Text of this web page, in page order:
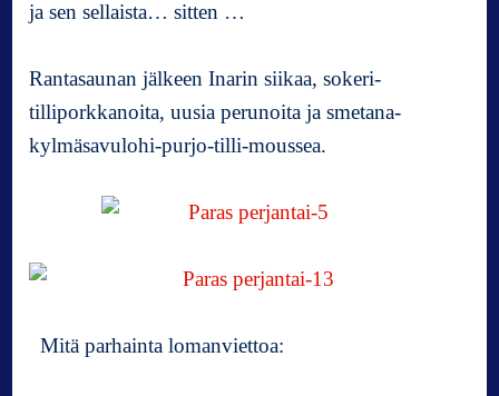
ja sen sellaista… sitten …
Rantasaunan jälkeen Inarin siikaa, sokeri-
tilliporkkanoita, uusia perunoita ja smetana-
kylmäsavulohi-purjo-tilli-moussea.
Mitä parhainta lomanviettoa: